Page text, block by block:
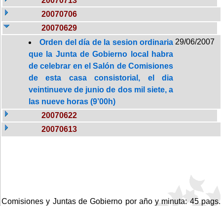
20070706
20070629
Orden del día de la sesion ordinaria
que la Junta de Gobierno local habra
de celebrar en el Salón de Comisiones
de esta casa consistorial, el dia
veintinueve de junio de dos mil siete, a
las nueve horas (9’00h)
29/06/2007
20070622
20070613
Comisiones y Juntas de Gobierno por año y minuta: 45 pags.